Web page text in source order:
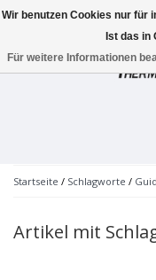
Toggle
Startseite / Schlagworte /
Artikel mit
Wir benutzen Cookies nur für
Ist das in
Für weitere Informationen